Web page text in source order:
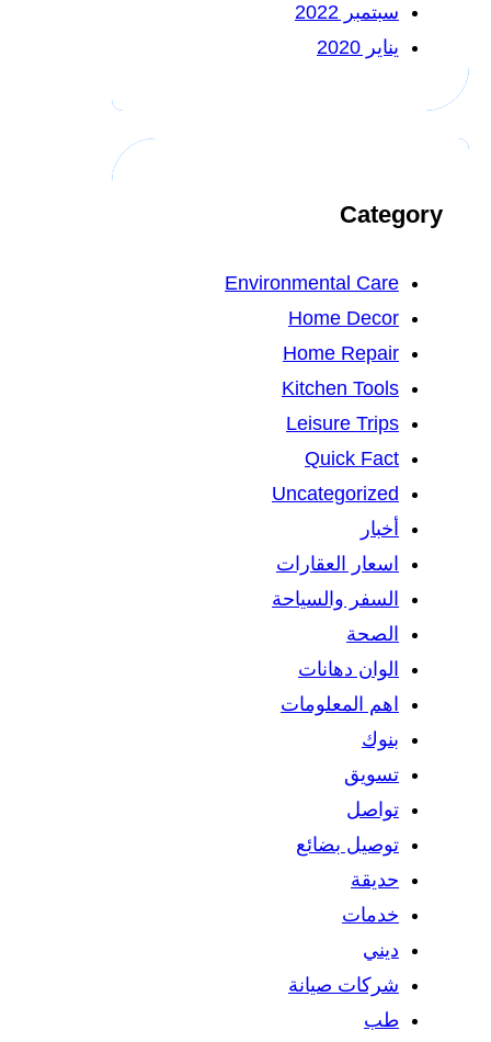
سبتمبر 2022
يناير 2020
Category
Environmental Care
Home Decor
Home Repair
Kitchen Tools
Leisure Trips
Quick Fact
Uncategorized
أخبار
اسعار العقارات
السفر والسياحة
الصحة
الوان دهانات
اهم المعلومات
بنوك
تسويق
تواصل
توصيل بضائع
حديقة
خدمات
ديني
شركات صيانة
طب